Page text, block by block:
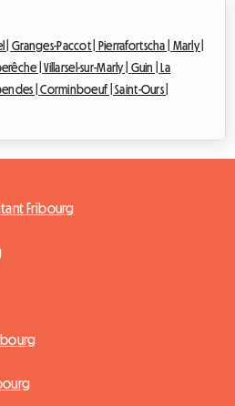
| Granges-Paccot | Pierrafortscha | Marly |
|Villarsel-sur-Marly | Guin |
La
|Corminboeuf |Saint-Ours |
Fribourg